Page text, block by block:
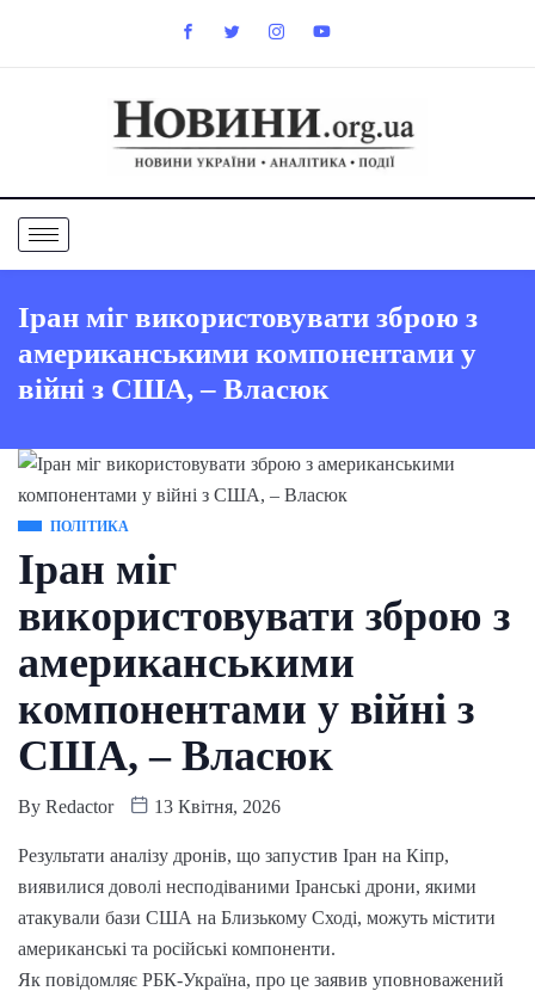
Іран міг використовувати зброю з
американськими компонентами у
війні з США, – Власюк
ПОЛІТИКА
Іран міг
використовувати зброю з
американськими
компонентами у війні з
США, – Власюк
By Redactor 13 Квітня, 2026
Результати аналізу дронів, що запустив Іран на Кіпр,
виявилися доволі несподіваними Іранські дрони, якими
атакували бази США на Близькому Сході, можуть містити
американські та російські компоненти.
Як повідомляє РБК-Україна, про це заявив уповноважений